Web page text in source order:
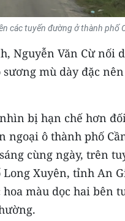
các tuyến đường ở thành phố
Nguyễn Văn Cừ nối
mù dày đặc
bị hạn chế hơn
ô thành phố
cùng ngày, trên
Xuyên, tỉnh An
màu dọc hai bên